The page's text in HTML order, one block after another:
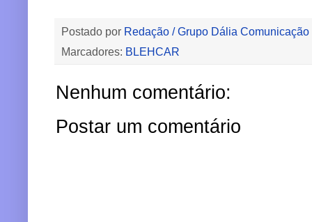
Postado por Redação / Grupo Dália Comunicação
Marcadores: BLEHCAR
Nenhum comentário:
Postar um comentário